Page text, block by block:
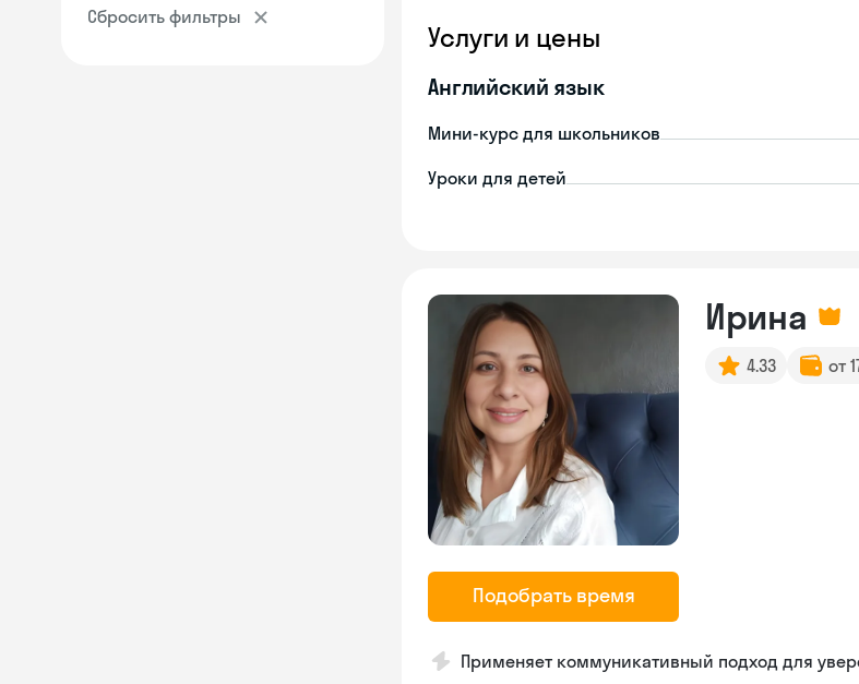
Сбросить фильтры
Услуги и цены
Английский язык
Мини-курс для школьников
Уроки для детей
Подобрать время
Ирина
4.33 от
Применяет коммуникативный подход для